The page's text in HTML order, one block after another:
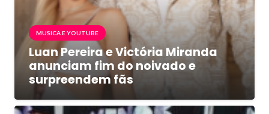
MUSICA E YOUTUBE
Luan Pereira e Victória Miranda
anunciam fim do noivado e
surpreendem fãs